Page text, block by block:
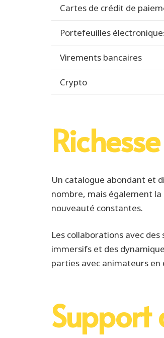
Cartes de crédit de
Portefeuilles
Virements bancaires
Crypto
Un catalogue abondant et
nombre, mais également la
nouveauté constantes.
Les collaborations avec
immersifs et des
parties avec animateurs
Support